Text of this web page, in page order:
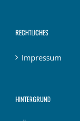
RECHTLICHES
Impressum
HINTERGRUND